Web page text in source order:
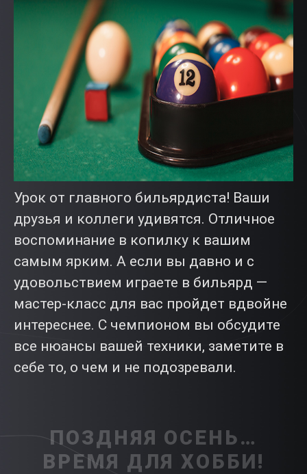
Урок от главного бильярдиста! Ваши
друзья и коллеги удивятся. Отличное
воспоминание в копилку к вашим
самым ярким. А если вы давно и с
удовольствием играете в бильярд —
мастер-класс для вас пройдет вдвойне
интереснее. С чемпионом вы обсудите
все нюансы вашей техники, заметите в
себе то, о чем и не подозревали.
ПОЗДНЯЯ ОСЕНЬ…
ВРЕМЯ ДЛЯ ХОББИ!